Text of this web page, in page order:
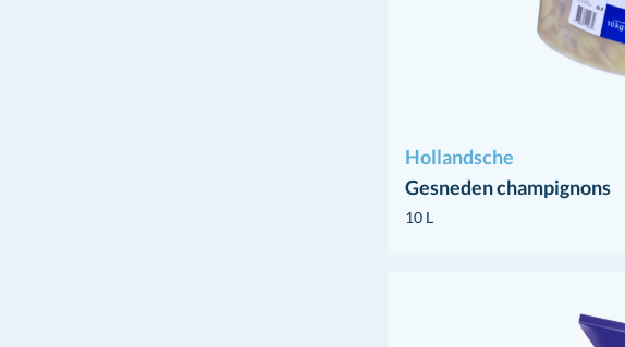
Hollandsche
Gesneden champignons
10 L